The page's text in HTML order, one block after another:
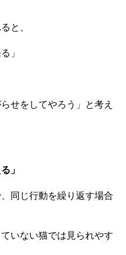
と、
」
せをしてやろう」と考え
」
同じ行動を繰り返す場合
いない猫では見られやす